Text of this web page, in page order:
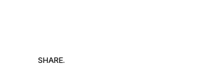
SHARE.